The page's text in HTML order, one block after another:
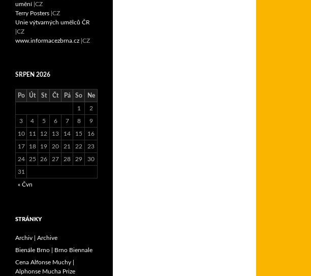
umění |CZ
Terry Posters |CZ
Unie výtvarných umělců ČR
|CZ
www.informacezbrna.cz |CZ
SRPEN 2026
Po Út St Čt Pá So Ne
1 2
3 4 5 6 7 8 9
10 11 12 13 14 15 16
17 18 19 20 21 22 23
24 25 26 27 28 29 30
31
« Čvn
STRÁNKY
Archiv | Archive
Bienále Brno | Brno Biennale
Cena Alfonse Muchy |
Alphonse Mucha Prize